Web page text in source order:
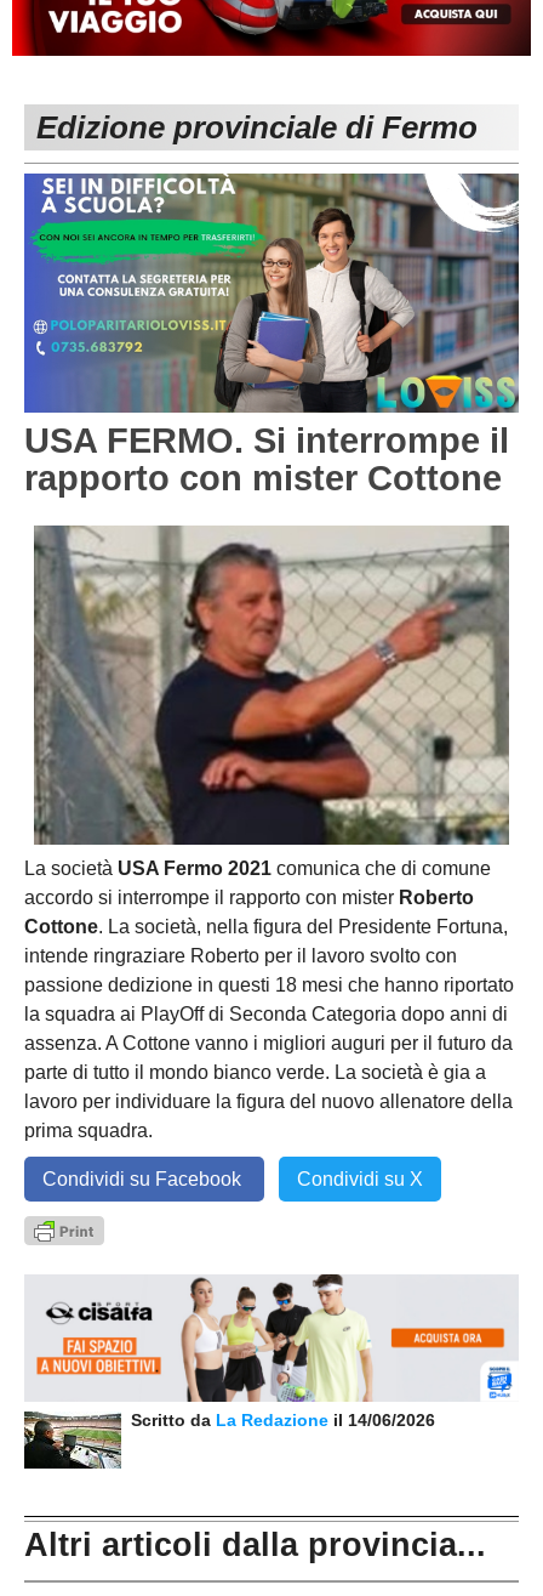
MACERATA
Carica la tua Rosa
ECCELLENZA
1^ CATEGORIA
2^ CATEGORIA
3^ CATEGORIA
GIOVANILI
REGIONALI
Edizione provinciale di Fermo
USA FERMO. Si interrompe il
rapporto con mister Cottone
La società USA Fermo 2021 comunica che di comune
accordo si interrompe il rapporto con mister Roberto
Cottone. La società, nella figura del Presidente Fortuna,
intende ringraziare Roberto per il lavoro svolto con
passione dedizione in questi 18 mesi che hanno riportato
la squadra ai PlayOff di Seconda Categoria dopo anni di
assenza. A Cottone vanno i migliori auguri per il futuro da
parte di tutto il mondo bianco verde. La società è gia a
lavoro per individuare la figura del nuovo allenatore della
prima squadra.
Condividi su Facebook Condividi su X
Scritto da La Redazione il 14/06/2026
Altri articoli dalla provincia...